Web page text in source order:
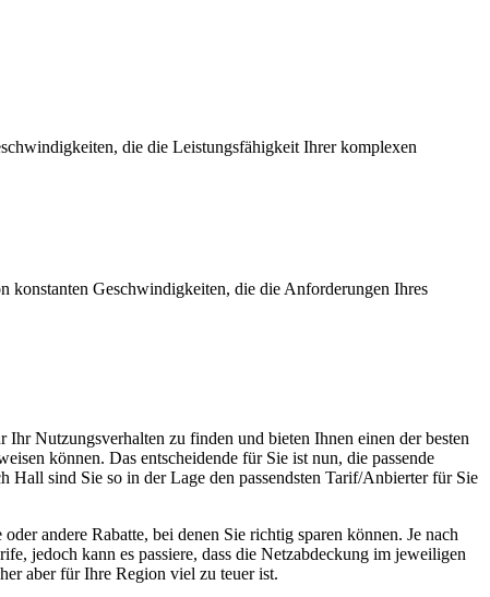
die die Leistungsfähigkeit Ihrer komplexen
konstanten Geschwindigkeiten, die die Anforderungen Ihres
Ihr Nutzungsverhalten zu finden und bieten Ihnen einen der besten
können. Das entscheidende für Sie ist nun, die passende
Hall sind Sie so in der Lage den passendsten Tarif/Anbierter für Sie
andere Rabatte, bei denen Sie richtig sparen können. Je nach
jedoch kann es passiere, dass die Netzabdeckung im jeweiligen
aber für Ihre Region viel zu teuer ist.